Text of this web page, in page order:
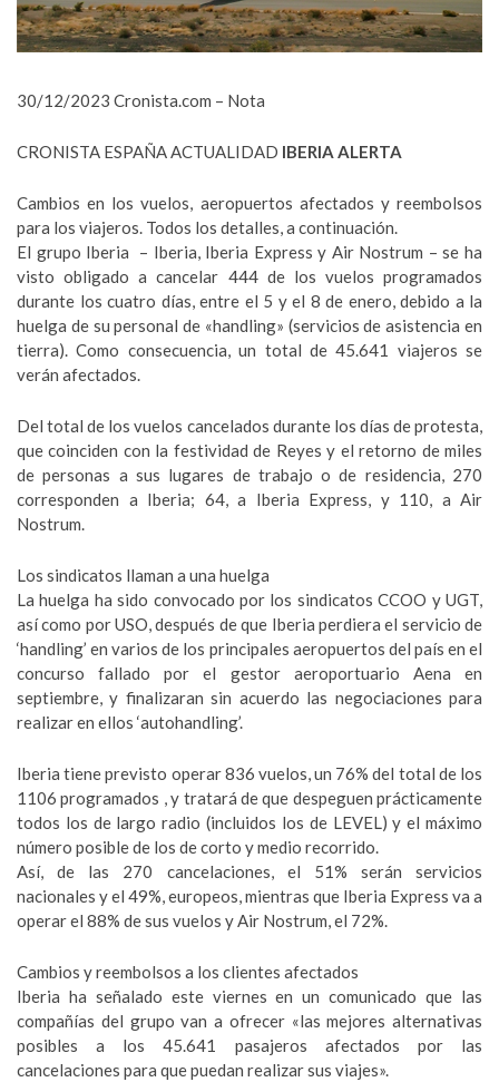
30/12/2023 Cronista.com – Nota
CRONISTA ESPAÑA ACTUALIDAD IBERIA ALERTA
Cambios en los vuelos, aeropuertos afectados y reembolsos
para los viajeros. Todos los detalles, a continuación.
El grupo Iberia – Iberia, Iberia Express y Air Nostrum – se ha
visto obligado a cancelar 444 de los vuelos programados
durante los cuatro días, entre el 5 y el 8 de enero, debido a la
huelga de su personal de «handling» (servicios de asistencia en
tierra). Como consecuencia, un total de 45.641 viajeros se
verán afectados.
Del total de los vuelos cancelados durante los días de protesta,
que coinciden con la festividad de Reyes y el retorno de miles
de personas a sus lugares de trabajo o de residencia, 270
corresponden a Iberia; 64, a Iberia Express, y 110, a Air
Nostrum.
Los sindicatos llaman a una huelga
La huelga ha sido convocado por los sindicatos CCOO y UGT,
así como por USO, después de que Iberia perdiera el servicio de
‘handling’ en varios de los principales aeropuertos del país en el
concurso fallado por el gestor aeroportuario Aena en
septiembre, y finalizaran sin acuerdo las negociaciones para
realizar en ellos ‘autohandling’.
Iberia tiene previsto operar 836 vuelos, un 76% del total de los
1106 programados , y tratará de que despeguen prácticamente
todos los de largo radio (incluidos los de LEVEL) y el máximo
número posible de los de corto y medio recorrido.
Así, de las 270 cancelaciones, el 51% serán servicios
nacionales y el 49%, europeos, mientras que Iberia Express va a
operar el 88% de sus vuelos y Air Nostrum, el 72%.
Cambios y reembolsos a los clientes afectados
Iberia ha señalado este viernes en un comunicado que las
compañías del grupo van a ofrecer «las mejores alternativas
posibles a los 45.641 pasajeros afectados por las
cancelaciones para que puedan realizar sus viajes».